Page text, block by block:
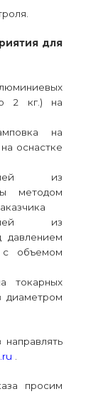
для
2 кг.) на
на
оснастке
из
методом
из
давлением
с объемом
токарных
диаметром
просим